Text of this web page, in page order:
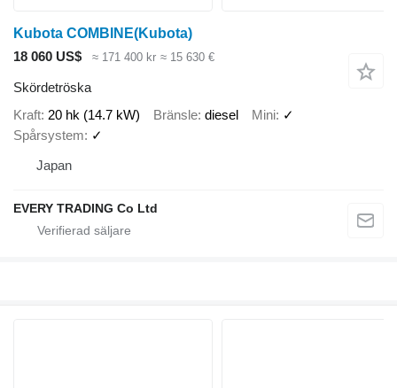
Kubota COMBINE(Kubota)
18 060 US$
≈ 171 400 kr ≈ 15 630 €
Skördetröska
Kraft 20 hk (14.7 kW) Bränsle diesel Mini ✓
Spårsystem
✓
Japan
EVERY TRADING Co Ltd